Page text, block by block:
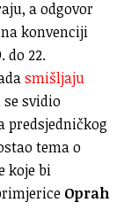
a odgovor
konvenciji
do 22.
smišljaju
svidio
predsjedničkog
tema o
koje bi
Oprah